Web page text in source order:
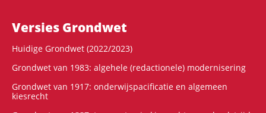
Versies Grondwet
Huidige Grondwet (2022/2023)
Grondwet van 1983: algehele (redactionele) modernisering
Grondwet van 1917: onderwijspacificatie en algemeen
kiesrecht